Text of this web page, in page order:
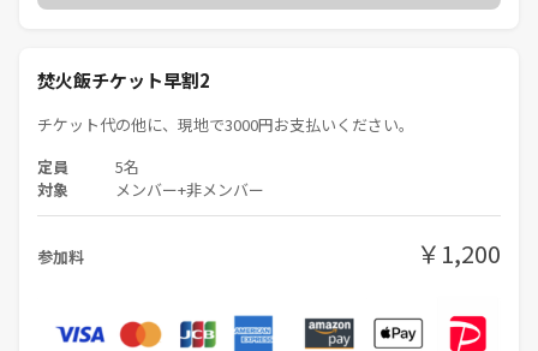
焚火飯チケット早割2
チケット代の他に、現地で3000円お支払いください。
定員 5名
対象 メンバー+非メンバー
参加料 ￥1,200